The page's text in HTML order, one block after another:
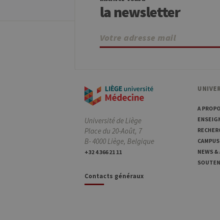
la newsletter
Université de Liège
Place du 20-Août, 7
B- 4000 Liège, Belgique
+32 4 366 21 11
Contacts généraux
A
CAMPUS
NEWS
Nom
Provider /
Domaine
_pk_id
InnoCraft